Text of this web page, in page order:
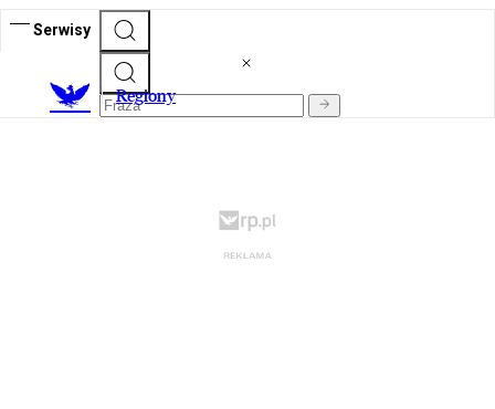
Serwisy
Regiony